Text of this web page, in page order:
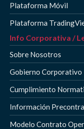
Plataforma Móvil
Plataforma
Info Corporativa /
Sobre Nosotros
Gobierno Corporativo
Cumplimiento
Información
Modelo Contrato